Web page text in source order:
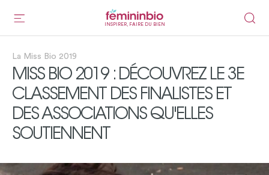
INSPIRER, FAIRE DU BIEN
La Miss Bio 2019
MISS BIO 2019 : DÉCOUVREZ LE 3E
CLASSEMENT DES FINALISTES ET
DES ASSOCIATIONS QU'ELLES
SOUTIENNENT